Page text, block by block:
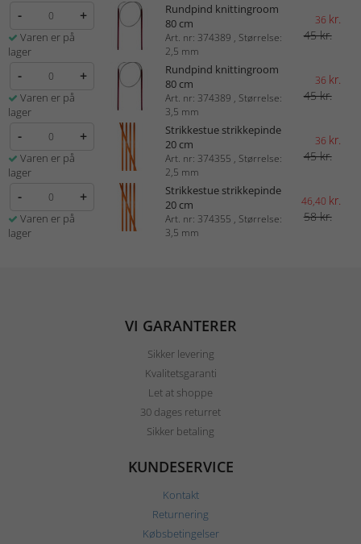
- +
Varen er på
lager
Rundpind knittingroom
80 cm
Art. nr: 374389 , Størrelse:
2,5 mm
36 kr.
45 kr.
- +
Varen er på
lager
Rundpind knittingroom
80 cm
Art. nr: 374389 , Størrelse:
3,5 mm
36 kr.
45 kr.
- +
Varen er på
lager
Strikkestue strikkepinde
20 cm
Art. nr: 374355 , Størrelse:
2,5 mm
36 kr.
45 kr.
- +
Varen er på
lager
Strikkestue strikkepinde
20 cm
Art. nr: 374355 , Størrelse:
3,5 mm
46,40 kr.
58 kr.
VI GARANTERER
Sikker levering
Kvalitetsgaranti
Let at shoppe
30 dages returret
Sikker betaling
KUNDESERVICE
Kontakt
Returnering
Købsbetingelser